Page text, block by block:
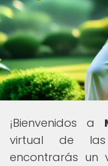
¡Bienvenidos a
virtual de
encontrarás un